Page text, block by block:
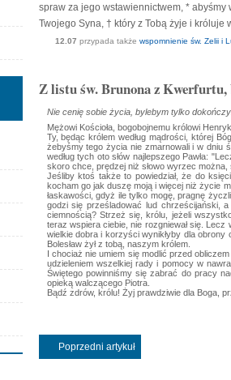
spraw za jego wstawiennictwem, *
Twojego Syna, † który z Tobą żyje i
12.07 przypada także wspomnienie św. Zelii i
Z listu św. Brunona z
Nie cenię sobie życia, bylebym tylko
Mężowi Kościoła, bogobojnemu królowi
Ty, będąc królem według mądrości, której
żebyśmy tego życia nie zmarnowali i w dniu
według tych oto słów najlepszego Pawła:
skoro chce, prędzej niż słowo wyrzec można,
Jeśliby ktoś także to powiedział, że do
kocham go jak duszę moją i więcej niż życie
łaskawości, gdyż ile tylko mogę, pragnę
godzi się prześladować lud chrześcijański,
ciemnością? Strzeż się, królu, jeżeli
teraz wspiera ciebie, nie rozgniewał się. Lecz
wielkie dobra i korzyści wynikłyby dla
Bolesław żył z tobą, naszym królem.
I chociaż nie umiem się modlić przed
udzieleniem wszelkiej rady i pomocy w
Świętego powinniśmy się zabrać do pracy
opieką walczącego Piotra.
Bądź zdrów, królu! Żyj prawdziwie dla Boga,
Poprzedni artykuł